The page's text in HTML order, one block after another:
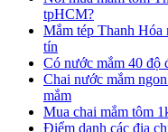
tpHCM?
Mắm tép Thanh Hóa
tín
Có nước mắm 40 độ
Chai nước mắm
mắm
Mua chai mắm tôm
Điểm danh các địa